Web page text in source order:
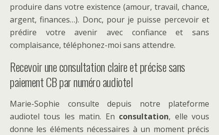
produire dans votre existence (amour, travail, chance,
argent, finances…). Donc, pour je puisse percevoir et
prédire votre avenir avec confiance et sans
complaisance, téléphonez-moi sans attendre.
Recevoir une consultation claire et précise sans
paiement CB par numéro audiotel
Marie-Sophie consulte depuis notre plateforme
audiotel tous les matin. En consultation, elle vous
donne les éléments nécessaires à un moment précis